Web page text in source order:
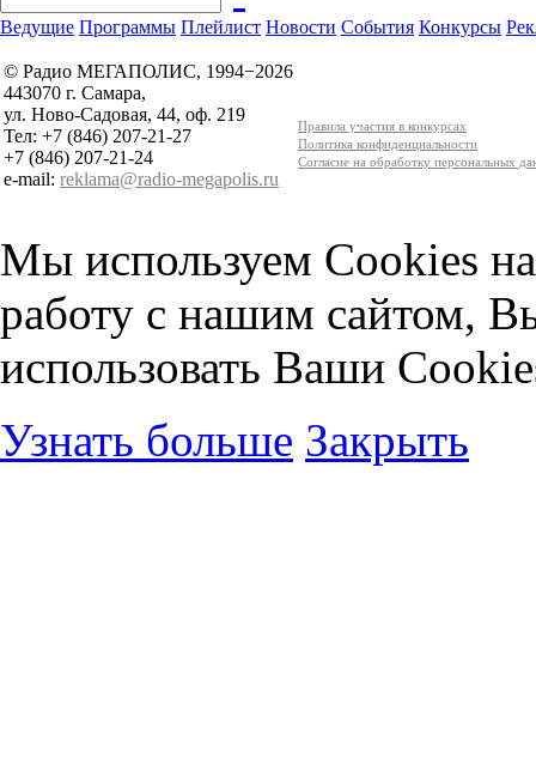
Ведущие Программы Плейлист Новости События Конкурсы
© Радио МЕГАПОЛИС, 1994−2026
443070 г. Самара,
ул. Ново-Садовая, 44, оф. 219
Тел: +7 (846) 207-21-27
+7 (846) 207-21-24
e-mail: reklama@radio-megapolis.ru
Правила участия в конкурсах
Политика конфиденциальности
Согласие на обработку персональных
Мы используем Cookies
работу с нашим сайтом,
использовать Ваши
Узнать больше Закрыть